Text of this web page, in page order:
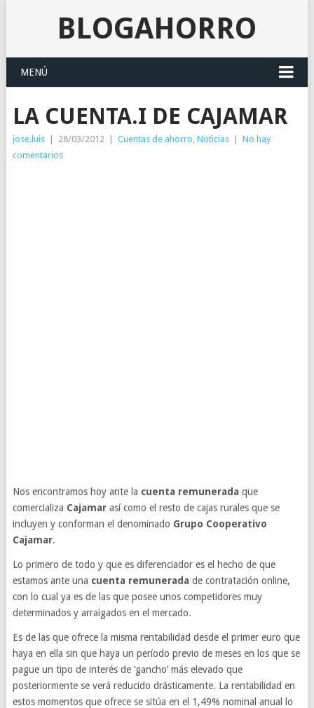
BLOGAHORRO
MENÚ
LA CUENTA.I DE CAJAMAR
jose.luis 28/03/2012 Cuentas de ahorro, Noticias
No hay
comentarios
Nos encontramos hoy ante la cuenta remunerada que
comercializa Cajamarasí como el resto de cajas rurales que se
incluyen y conforman el denominado Grupo Cooperativo
Cajamar.
Lo primero de todo y que es diferenciador es el hecho de que
estamos ante una cuenta remunerada de contratación online,
con lo cual ya es de las que posee unos competidores muy
determinados y arraigados en el mercado.
Es de las que ofrece la misma rentabilidad desde el primer euro que
haya en ella sin que haya un período previo de meses en los que se
pague un tipo de interés de ‘gancho’ más elevado que
posteriormente se verá reducido drásticamente. La rentabilidad en
estos momentos que ofrece se sitúa en el 1,49% nominal anual lo